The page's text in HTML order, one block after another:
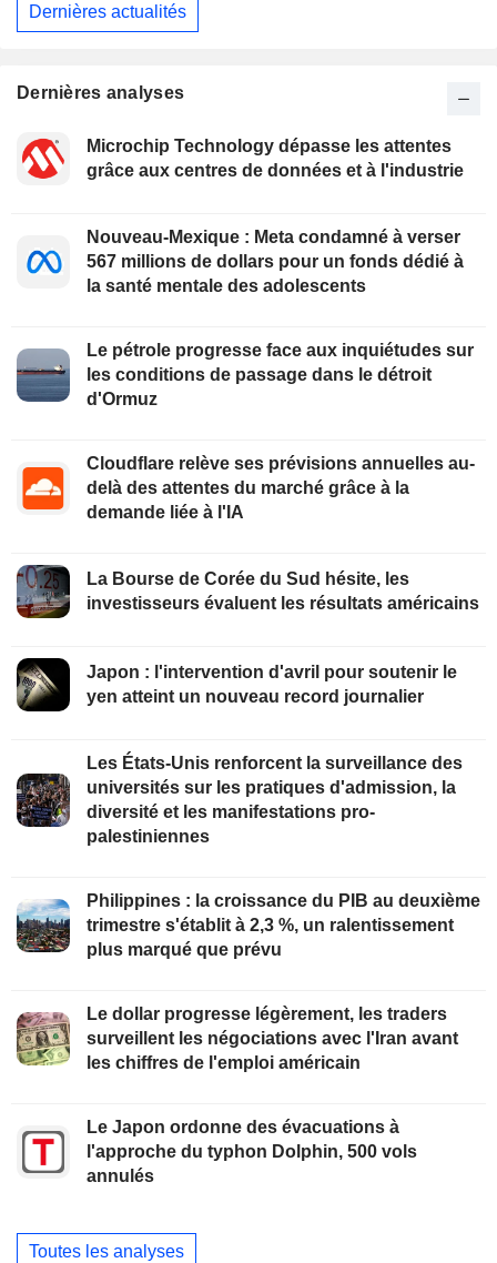
Dernières actualités
Dernières analyses
Microchip Technology dépasse les attentes
grâce aux centres de données et à l'industrie
Nouveau-Mexique : Meta condamné à verser
567 millions de dollars pour un fonds dédié à
la santé mentale des adolescents
Le pétrole progresse face aux inquiétudes sur
les conditions de passage dans le détroit
d'Ormuz
Cloudflare relève ses prévisions annuelles au-
delà des attentes du marché grâce à la
demande liée à l'IA
La Bourse de Corée du Sud hésite, les
investisseurs évaluent les résultats américains
Japon : l'intervention d'avril pour soutenir le
yen atteint un nouveau record journalier
Les États-Unis renforcent la surveillance des
universités sur les pratiques d'admission, la
diversité et les manifestations pro-
palestiniennes
Philippines : la croissance du PIB au deuxième
trimestre s'établit à 2,3 %, un ralentissement
plus marqué que prévu
Le dollar progresse légèrement, les traders
surveillent les négociations avec l'Iran avant
les chiffres de l'emploi américain
Le Japon ordonne des évacuations à
l'approche du typhon Dolphin, 500 vols
annulés
Toutes les analyses